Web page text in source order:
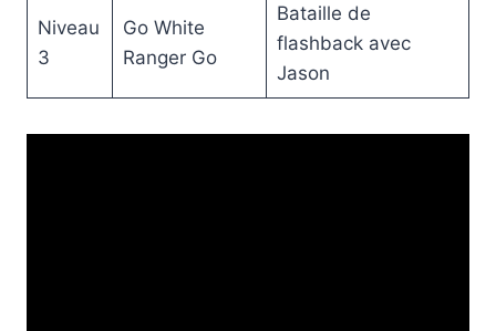
Niveau
3
Go White
Ranger Go
Bataille de
flashback avec
Jason